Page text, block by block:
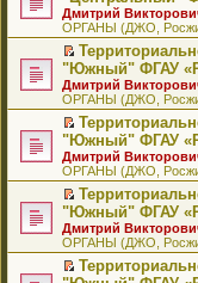
и
ю
о
б
щ
е
н
и
ю
о
м
у
с
о
о
б
щ
е
н
и
ю
и
т
а
н
н
о
м
у
с
о
о
б
щ
е
н
и
ю
е
п
р
о
ч
и
т
а
н
н
о
м
у
с
о
о
б
щ
е
н
в
о
м
у
н
е
п
р
о
ч
и
т
а
н
н
о
м
у
с
о
и
к
п
е
р
в
о
м
у
н
е
п
р
о
ч
и
т
а
н
н
е
р
е
й
т
и
к
п
е
р
в
о
м
у
н
е
п
р
о
ч
Дмитрий
ОРГАНЫ (ДЖО,
П
е
р
е
й
т
и
к
п
е
р
в
о
м
у
н
"Южный" ФГАУ
Дмитрий
ОРГАНЫ (ДЖО,
П
е
р
е
й
т
и
к
п
е
р
"Южный" ФГАУ
Дмитрий
ОРГАНЫ (ДЖО,
П
е
р
е
й
т
"Южный" ФГАУ
Дмитрий
ОРГАНЫ (ДЖО,
П